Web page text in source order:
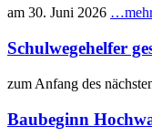
am 30. Juni 2026
Schulwegehelfer
zum Anfang des
Baubeginn